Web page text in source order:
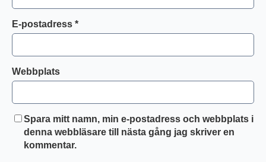
E-postadress *
Webbplats
Spara mitt namn, min e-postadress och webbplats i
denna webbläsare till nästa gång jag skriver en
kommentar.